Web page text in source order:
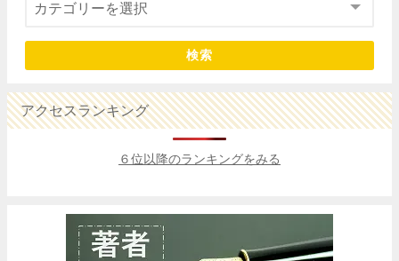
検索
アクセスランキング
６位以降のランキングをみる